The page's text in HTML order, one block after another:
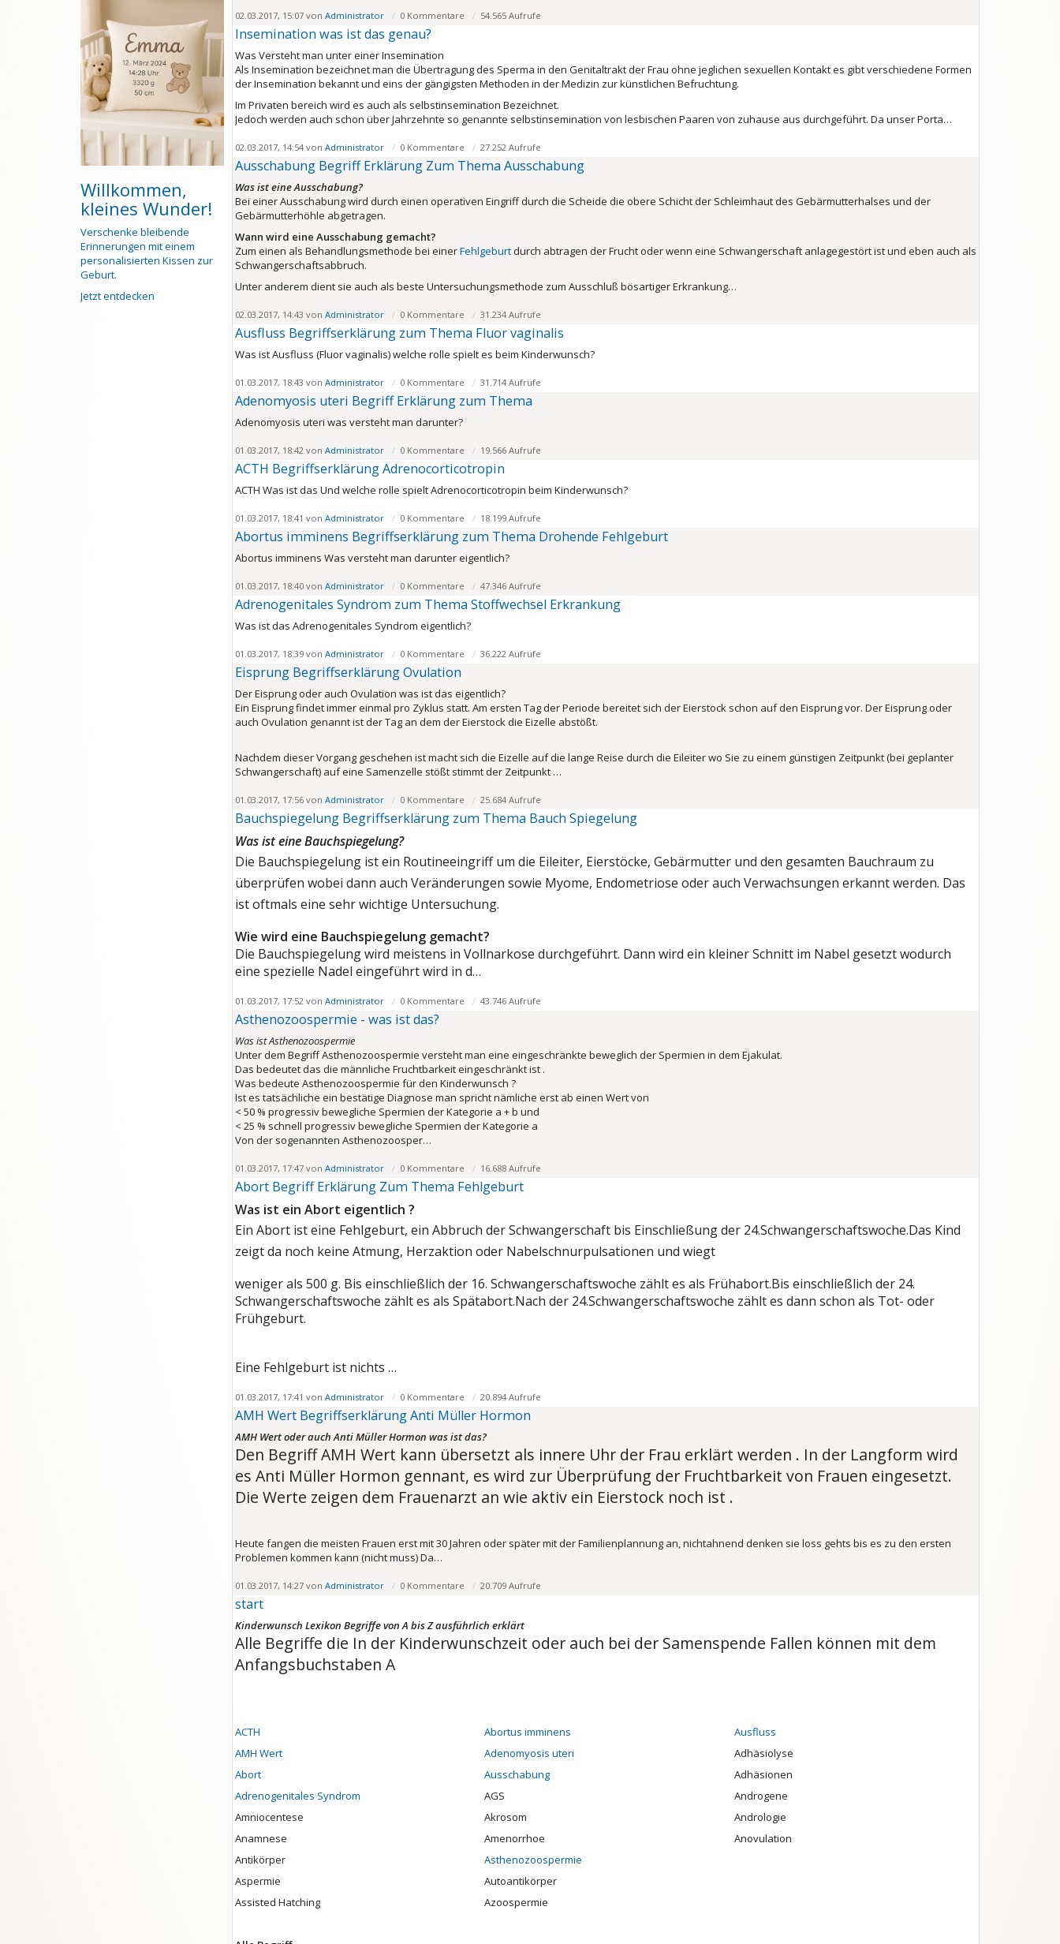
Willkommen,
kleines Wunder!
Verschenke bleibende
Erinnerungen mit einem
personalisierten Kissen zur
Geburt.
Jetzt entdecken
02.03.2017, 15:07 von Administrator 0 Kommentare 54.565 Aufrufe
Insemination was ist das genau?
Was Versteht man unter einer Insemination
Als Insemination bezeichnet man die Übertragung des Sperma in den Genitaltrakt der Frau ohne jeglichen sexuellen Kontakt es gibt verschiedene Formen
der Insemination bekannt und eins der gängigsten Methoden in der Medizin zur künstlichen Befruchtung.
Im Privaten bereich wird es auch als selbstinsemination Bezeichnet.
Jedoch werden auch schon über Jahrzehnte so genannte selbstinsemination von lesbischen Paaren von zuhause aus durchgeführt. Da unser Porta…
02.03.2017, 14:54 von Administrator 0 Kommentare 27.252 Aufrufe
Ausschabung Begriff Erklärung Zum Thema Ausschabung
Was ist eine Ausschabung?
Bei einer Ausschabung wird durch einen operativen Eingriff durch die Scheide die obere Schicht der Schleimhaut des Gebärmutterhalses und der
Gebärmutterhöhle abgetragen.
Wann wird eine Ausschabung gemacht?
Zum einen als Behandlungsmethode bei einerFehlgeburtdurch abtragen der Frucht oder wenn eine Schwangerschaft anlagegestört ist und eben auch als
Schwangerschaftsabbruch.
Unter anderem dient sie auch als beste Untersuchungsmethode zum Ausschluß bösartiger Erkrankung…
02.03.2017, 14:43 von Administrator 0 Kommentare 31.234 Aufrufe
Ausfluss Begriffserklärung zum Thema Fluor vaginalis
Was ist Ausfluss (Fluor vaginalis) welche rolle spielt es beim Kinderwunsch?
01.03.2017, 18:43 von Administrator 0 Kommentare 31.714 Aufrufe
Adenomyosis uteri Begriff Erklärung zum Thema
Adenomyosis uteri was versteht man darunter?
01.03.2017, 18:42 von Administrator 0 Kommentare 19.566 Aufrufe
ACTH Begriffserklärung Adrenocorticotropin
ACTH Was ist das Und welche rolle spielt Adrenocorticotropin beim Kinderwunsch?
01.03.2017, 18:41 von Administrator 0 Kommentare 18.199 Aufrufe
Abortus imminens Begriffserklärung zum Thema Drohende Fehlgeburt
Abortus imminens Was versteht man darunter eigentlich?
01.03.2017, 18:40 von Administrator 0 Kommentare 47.346 Aufrufe
Adrenogenitales Syndrom zum Thema Stoffwechsel Erkrankung
Was ist das Adrenogenitales Syndrom eigentlich?
01.03.2017, 18:39 von Administrator 0 Kommentare 36.222 Aufrufe
Eisprung Begriffserklärung Ovulation
Der Eisprung oder auch Ovulation was ist das eigentlich?
Ein Eisprung findet immer einmal pro Zyklus statt. Am ersten Tag der Periode bereitet sich der Eierstock schon auf den Eisprung vor. Der Eisprung oder
auch Ovulation genannt ist der Tag an dem der Eierstock die Eizelle abstößt.
Nachdem dieser Vorgang geschehen ist macht sich die Eizelle auf die lange Reise durch die Eileiter wo Sie zu einem günstigen Zeitpunkt (bei geplanter
Schwangerschaft) auf eine Samenzelle stößt stimmt der Zeitpunkt …
01.03.2017, 17:56 von Administrator 0 Kommentare 25.684 Aufrufe
Bauchspiegelung Begriffserklärung zum Thema Bauch Spiegelung
Was ist eine Bauchspiegelung?
Die Bauchspiegelung ist ein Routineeingriff um die Eileiter, Eierstöcke, Gebärmutter und den gesamten Bauchraum zu
überprüfen wobei dann auch Veränderungen sowie Myome, Endometriose oder auch Verwachsungen erkannt werden. Das
ist oftmals eine sehr wichtige Untersuchung.
Wie wird eine Bauchspiegelung gemacht?
Die Bauchspiegelung wird meistens in Vollnarkose durchgeführt. Dann wird ein kleiner Schnitt im Nabel gesetzt wodurch
eine spezielle Nadel eingeführt wird in d…
01.03.2017, 17:52 von Administrator 0 Kommentare 43.746 Aufrufe
Asthenozoospermie - was ist das?
Was ist Asthenozoospermie
Unter dem Begriff Asthenozoospermie versteht man eine eingeschränkte beweglich der Spermien in dem Ejakulat.
Das bedeutet das die männliche Fruchtbarkeit eingeschränkt ist .
Was bedeute Asthenozoospermie für den Kinderwunsch ?
Ist es tatsächliche ein bestätige Diagnose man spricht nämliche erst ab einen Wert von
< 50 % progressiv bewegliche Spermien der Kategorie a + b und
< 25 % schnell progressiv bewegliche Spermien der Kategorie a
Von der sogenannten Asthenozoosper…
01.03.2017, 17:47 von Administrator 0 Kommentare 16.688 Aufrufe
Abort Begriff Erklärung Zum Thema Fehlgeburt
Was ist ein Abort eigentlich ?
Ein Abort ist eine Fehlgeburt, ein Abbruch der Schwangerschaft bis Einschließung der 24.Schwangerschaftswoche.Das Kind
zeigt da noch keine Atmung, Herzaktion oder Nabelschnurpulsationen und wiegt
weniger als 500 g. Bis einschließlich der 16. Schwangerschaftswoche zählt es als Frühabort.Bis einschließlich der 24.
Schwangerschaftswoche zählt es als Spätabort.Nach der 24.Schwangerschaftswoche zählt es dann schon als Tot- oder
Frühgeburt.
Eine Fehlgeburt ist nichts …
01.03.2017, 17:41 von Administrator 0 Kommentare 20.894 Aufrufe
AMH Wert Begriffserklärung Anti Müller Hormon
AMH Wert oder auch Anti Müller Hormon was ist das?
Den Begriff AMH Wert kann übersetzt als innere Uhr der Frau erklärt werden . In der Langform wird
es Anti Müller Hormon gennant, es wird zur Überprüfung der Fruchtbarkeit von Frauen eingesetzt.
Die Werte zeigen dem Frauenarzt an wie aktiv ein Eierstock noch ist .
Heute fangen die meisten Frauen erst mit 30 Jahren oder später mit der Familienplannung an, nichtahnend denken sie loss gehts bis es zu den ersten
Problemen kommen kann (nicht muss) Da…
01.03.2017, 14:27 von Administrator 0 Kommentare 20.709 Aufrufe
start
Kinderwunsch Lexikon Begriffe von A bis Z ausführlich erklärt
Alle Begriffe die In der Kinderwunschzeit oder auch bei der Samenspende Fallen können mit dem
Anfangsbuchstaben A
ACTH
AMH Wert
Abort
Abortus imminens
Adenomyosis uteri
Ausschabung
Ausfluss
Adhäsiolyse
Adhäsionen
Adrenogenitales Syndrom
Amniocentese
Anamnese
AGS
Akrosom
Amenorrhoe
Androgene
Andrologie
Anovulation
Antikörper
Aspermie
Assisted Hatching
Asthenozoospermie
Autoantikörper
Azoospermie